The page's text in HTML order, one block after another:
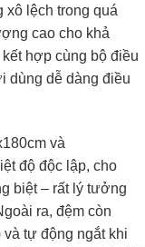
xô lệch trong quá
cao cho khả
hợp cùng bộ điều
dùng dễ dàng điều
và
độ độc lập, cho
biệt – rất lý tưởng
ra, đệm còn
tự động ngắt khi